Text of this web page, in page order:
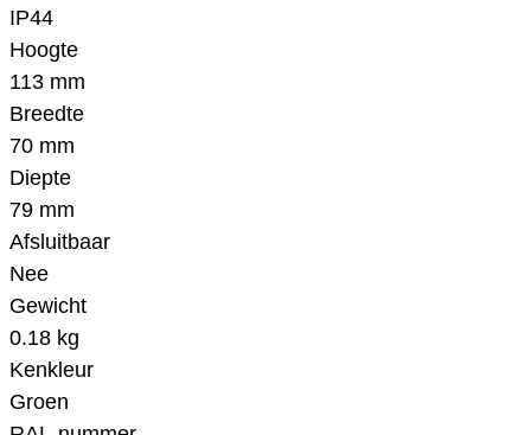
IP44
Hoogte
113 mm
Breedte
70 mm
Diepte
79 mm
Afsluitbaar
Nee
Gewicht
0.18 kg
Kenkleur
Groen